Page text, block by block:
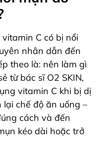
C có bị nổi
nhân dẫn đến
theo là: nên làm gì
từ bác sĩ O2 SKIN,
vitamin C khi bị dị
chế độ ăn uống –
cách và đến
kéo dài hoặc trở